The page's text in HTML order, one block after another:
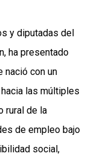
y diputadas del
ha presentado
nació con un
las múltiples
rural de la
de empleo bajo
social,